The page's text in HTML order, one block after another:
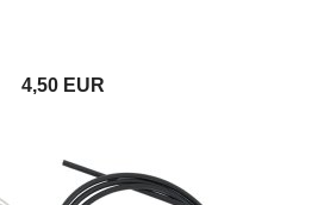
4,50 EUR